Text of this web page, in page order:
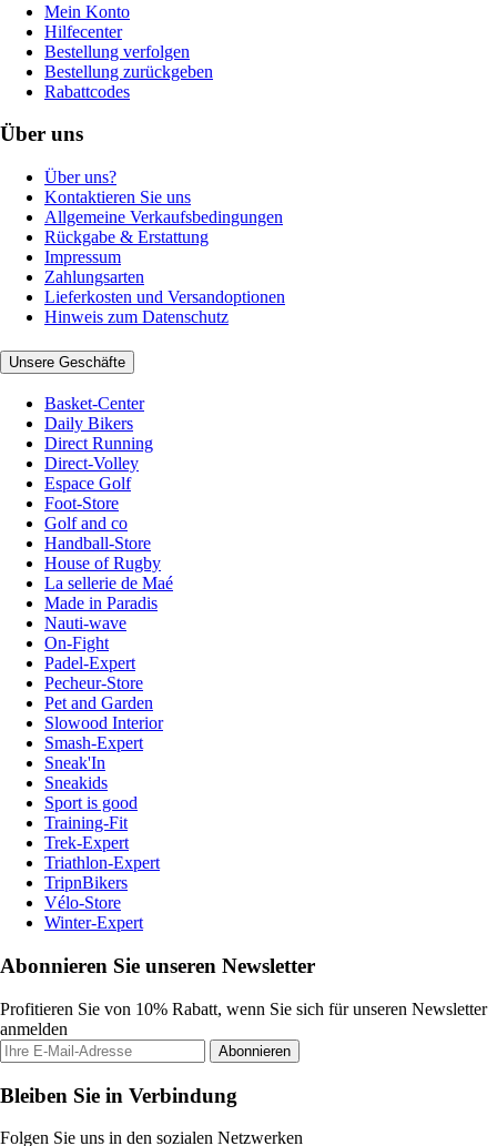
Mein Konto
Hilfecenter
Bestellung verfolgen
Bestellung zurückgeben
Rabattcodes
Über uns
Über uns?
Kontaktieren Sie uns
Allgemeine Verkaufsbedingungen
Rückgabe & Erstattung
Impressum
Zahlungsarten
Lieferkosten und Versandoptionen
Hinweis zum Datenschutz
Unsere Geschäfte
Basket-Center
Daily Bikers
Direct Running
Direct-Volley
Espace Golf
Foot-Store
Golf and co
Handball-Store
House of Rugby
La sellerie de Maé
Made in Paradis
Nauti-wave
On-Fight
Padel-Expert
Pecheur-Store
Pet and Garden
Slowood Interior
Smash-Expert
Sneak'In
Sneakids
Sport is good
Training-Fit
Trek-Expert
Triathlon-Expert
TripnBikers
Vélo-Store
Winter-Expert
Abonnieren Sie unseren Newsletter
Profitieren Sie von 10% Rabatt, wenn Sie sich für unseren Newsletter
anmelden
Abonnieren
Bleiben Sie in Verbindung
Folgen Sie uns in den sozialen Netzwerken